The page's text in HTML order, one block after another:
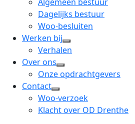
dropdown
menu
Dagelijks bestuur
Woo-besluiten
Werken bij
open
menu
Verhalen
Over ons
open
dropdown
menu
Onze opdrachtgevers
Contact
open
dropdown
Woo-verzoek
Klacht over OD Drenthe